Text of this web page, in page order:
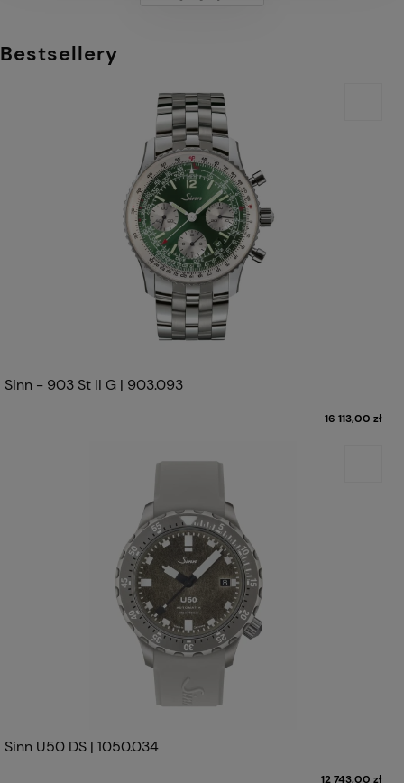
Bestsellery
Sinn - 903 St II G | 903.093
16 113,00 zł
Sinn U50 DS | 1050.034
12 743,00 zł